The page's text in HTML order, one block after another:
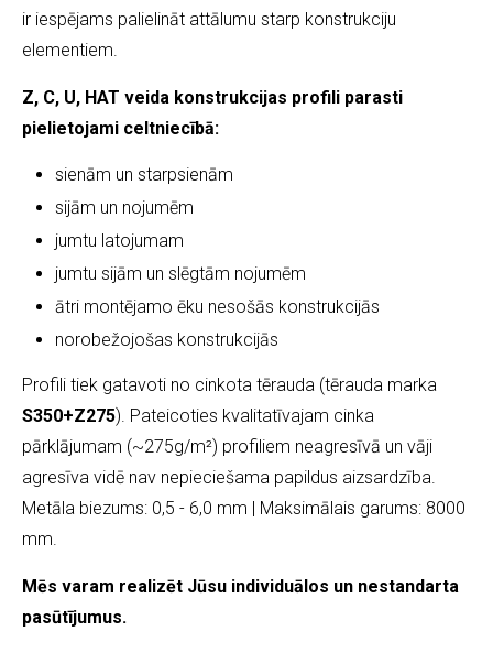
ir iespējams palielināt attālumu starp konstrukciju
elementiem.
Z, C, U, HAT veida konstrukcijas profili parasti
pielietojami celtniecībā:
sienām un starpsienām
sijām un nojumēm
jumtu latojumam
jumtu sijām un slēgtām nojumēm
ātri montējamo ēku nesošās konstrukcijās
norobežojošas konstrukcijās
Profili tiek gatavoti no cinkota tērauda (tērauda marka
S350+Z275). Pateicoties kvalitatīvajam cinka
pārklājumam (~275g/m²) profiliem neagresīvā un vāji
agresīva vidē nav nepieciešama papildus aizsardzība.
Metāla biezums: 0,5 - 6,0 mm | Maksimālais garums: 8000
mm.
Mēs varam realizēt Jūsu individuālos un nestandarta
pasūtījumus.